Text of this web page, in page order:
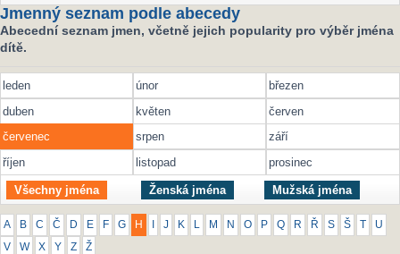
Jmenný seznam podle abecedy
Abecední seznam jmen, včetně jejich popularity pro výběr jména
dítě.
leden únor
březen
duben
květen
červen
červenec
srpen
září
říjen
listopad prosinec
Všechny jména Ženská jména Mužská jména
A B C Č D E F G H J K M N O P Q R Ř S Š U
V W X Y Z Ž